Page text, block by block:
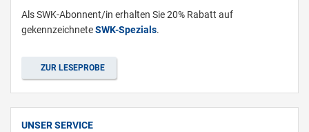
Als SWK-Abonnent/in erhalten Sie 20% Rabatt auf
gekennzeichneteSWK-Spezials.
ZUR LESEPROBE
UNSER SERVICE